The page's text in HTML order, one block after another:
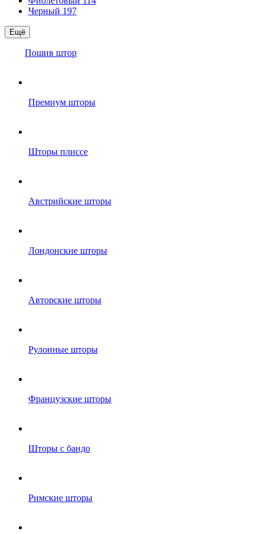
Черный 197
Ещё
Пошив штор
Премиум шторы
Шторы плиссе
Австрийские шторы
Лондонские шторы
Авторские шторы
Рулонные шторы
Французские шторы
Шторы с бандо
Римские шторы